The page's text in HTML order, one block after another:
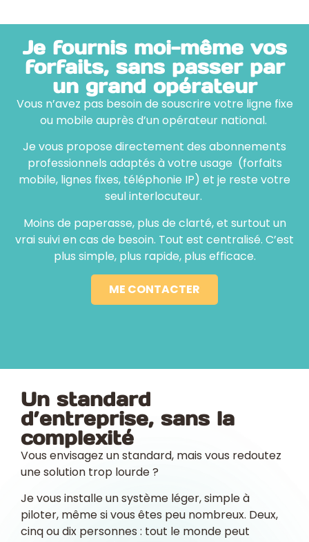
Je fournis moi-même vos
forfaits, sans passer par
un grand opérateur
Vous n’avez pas besoin de souscrire votre ligne fixe
ou mobile auprès d’un opérateur national.
Je vous propose directement des abonnements
professionnels adaptés à votre usage (forfaits
mobile, lignes fixes, téléphonie IP) et je reste votre
seul interlocuteur.
Moins de paperasse, plus de clarté, et surtout un
vrai suivi en cas de besoin. Tout est centralisé. C’est
plus simple, plus rapide, plus efficace.
ME CONTACTER
Un standard
d’entreprise, sans la
complexité
Vous envisagez un standard, mais vous redoutez
une solution trop lourde ?
Je vous installe un système léger, simple à
piloter, même si vous êtes peu nombreux. Deux,
cinq ou dix personnes : tout le monde peut